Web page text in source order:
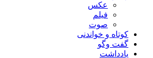
عكس
فیلم
صوت
کوتاه و خواندنی
گفت وگو
یادداشت